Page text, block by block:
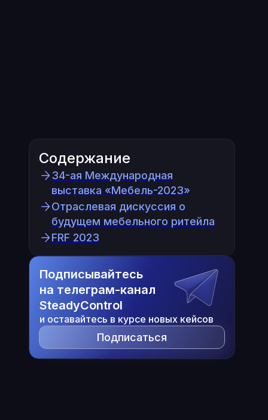
Содержание
34-ая Международная
выставка «Мебель-2023»
Отраслевая дискуссия о
будущем мебельного ритейла
FRF 2023
Подписывайтесь
на телеграм-канал
SteadyControl
и оставайтесь в курсе новых кейсов
Подписаться